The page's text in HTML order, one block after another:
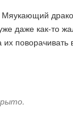
Мяукающий
даже как-то
их